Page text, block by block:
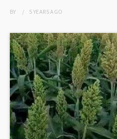
BY 5 YEARSAGO